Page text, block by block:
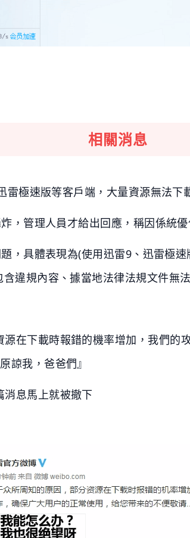
相關消息
雷極速版等客戶端，大量資源無法下
，管理人員才給出回應，稱因係統
，具體表現為(使用迅雷9、迅雷極
違規內容、據當地法律法規文件無
源在下載時報錯的機率增加，我們的
諒我，爸爸們』
息馬上就被撤下